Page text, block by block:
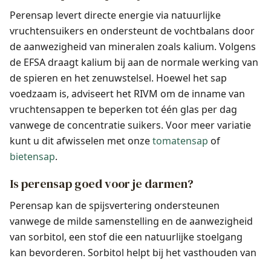
Perensap levert directe energie via natuurlijke
vruchtensuikers en ondersteunt de vochtbalans door
de aanwezigheid van mineralen zoals kalium. Volgens
de EFSA draagt kalium bij aan de normale werking van
de spieren en het zenuwstelsel. Hoewel het sap
voedzaam is, adviseert het RIVM om de inname van
vruchtensappen te beperken tot één glas per dag
vanwege de concentratie suikers. Voor meer variatie
kunt u dit afwisselen met onzetomatensap of
bietensap.
Is perensap goed voor je darmen?
Perensap kan de spijsvertering ondersteunen
vanwege de milde samenstelling en de aanwezigheid
van sorbitol, een stof die een natuurlijke stoelgang
kan bevorderen. Sorbitol helpt bij het vasthouden van